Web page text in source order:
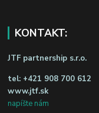
KONTAKT:
JTF partnership s.r.o.
tel: +421 908 700 612
www.jtf.sk
napíšte nám